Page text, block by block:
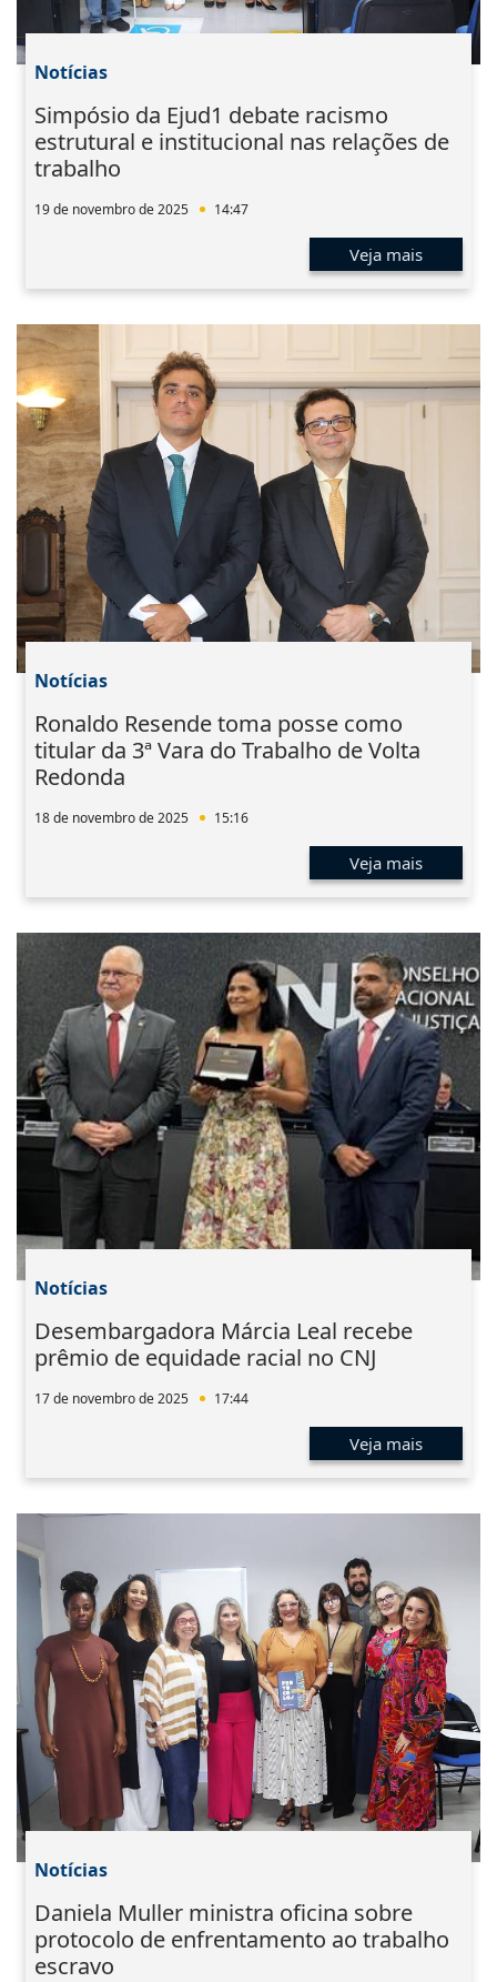
Notícias
Simpósio da Ejud1 debate racismo
estrutural e institucional nas relações de
trabalho
19 de novembro de 2025 14:47
Veja mais
Notícias
Ronaldo Resende toma posse como
titular da 3ª Vara do Trabalho de Volta
Redonda
18 de novembro de 2025 15:16
Veja mais
Notícias
Desembargadora Márcia Leal recebe
prêmio de equidade racial no CNJ
17 de novembro de 2025 17:44
Veja mais
Notícias
Daniela Muller ministra oficina sobre
protocolo de enfrentamento ao trabalho
escravo